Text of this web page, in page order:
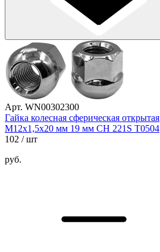
Арт. WN00302300
Гайка колесная сферическая открытая
М12х1,5х20 мм 19 мм CH 221S T0504
102 / шт
руб.